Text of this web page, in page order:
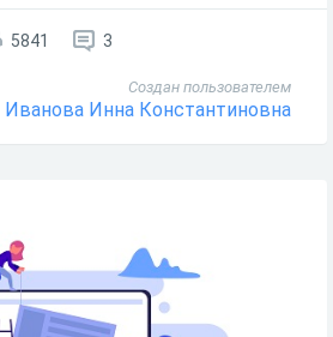
5841 3
Создан пользователем
Иванова Инна Константиновна